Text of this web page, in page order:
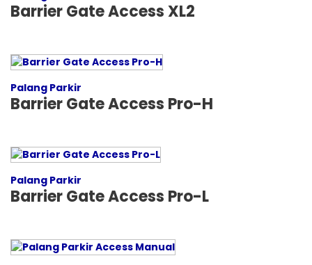
Barrier Gate Access XL2
Palang Parkir
Barrier Gate Access Pro-H
Palang Parkir
Barrier Gate Access Pro-L